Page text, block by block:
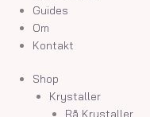
Guides
Om
Kontakt
Shop
Krystaller
Rå Krystaller